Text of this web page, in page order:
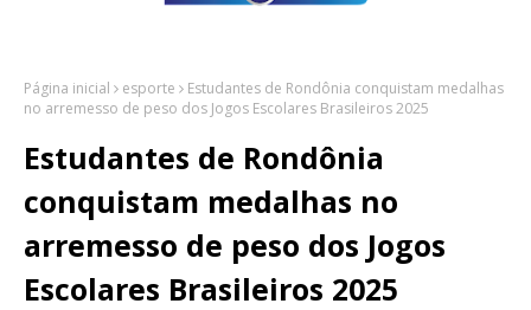
Sexta-feira, 07 de agosto de 2026
Página inicial esporte
Estudantes de Rondônia conquistam medalhas
no arremesso de peso dos Jogos Escolares Brasileiros 2025
Estudantes de Rondônia
conquistam medalhas no
arremesso de peso dos Jogos
Escolares Brasileiros 2025